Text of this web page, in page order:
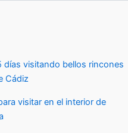
días visitando bellos rincones
Cádiz
visitar en el interior de